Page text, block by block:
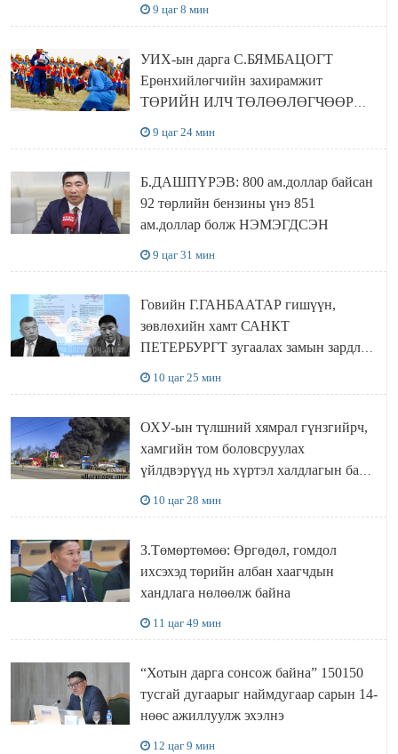
9 цаг 8 мин
УИХ-ын дарга С.БЯМБАЦОГТ
Ерөнхийлөгчийн захирамжит
ТӨРИЙН ИЛЧ ТӨЛӨӨЛӨГЧӨӨР
9 цаг 24 мин
Б.ДАШПҮРЭВ: 800 ам.доллар байсан
92 төрлийн бензины үнэ 851
ам.доллар болж НЭМЭГДСЭН
9 цаг 31 мин
Говийн Г.ГАНБААТАР гишүүн,
зөвлөхийн хамт САНКТ
ПЕТЕРБУРГТ зугаалах замын зардлаа
10 цаг 25 мин
ОХУ-ын түлшний хямрал гүнзгийрч,
хамгийн том боловсруулах
үйлдвэрүүд нь хүртэл халдлагын бай
10 цаг 28 мин
З.Төмөртөмөө: Өргөдөл, гомдол
ихсэхэд төрийн албан хаагчдын
хандлага нөлөөлж байна
11 цаг 49 мин
“Хотын дарга сонсож байна” 150150
тусгай дугаарыг наймдугаар сарын 14-
нөөс ажиллуулж эхэлнэ
12 цаг 9 мин